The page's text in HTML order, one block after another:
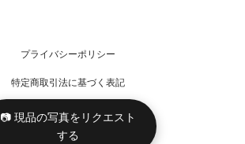
プライバシーポリシー
特定商取引法に基づく表記
📷 現品の写真をリクエスト
する